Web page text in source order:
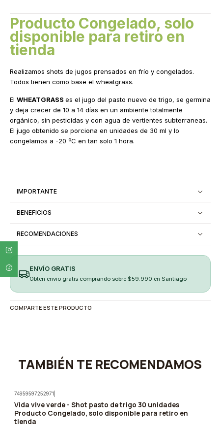
Producto Congelado, solo
disponible para retiro en
tienda
Realizamos shots de jugos prensados en frío y congelados.
Todos tienen como base el wheatgrass.
El WHEATGRASS es el jugo del pasto nuevo de trigo, se germina
y deja crecer de 10 a 14 días en un ambiente totalmente
orgánico, sin pesticidas y con agua de vertientes subterraneas.
El jugo obtenido se porciona en unidades de 30 ml y lo
congelamos a -20 ºC en tan solo 1 hora.
IMPORTANTE
BENEFICIOS
RECOMENDACIONES
ENVÍO GRATIS
Obten envio gratis comprando sobre $59.990 en Santiago
COMPARTE ESTE PRODUCTO
TAMBIÉN TE RECOMENDAMOS
-10%
74959597252971
Vida vive verde - Shot pasto de trigo 30 unidades
Producto Congelado, solo disponible para retiro en
tienda